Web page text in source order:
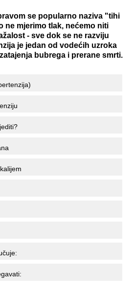
se popularno naziva "tihi
ne mjerimo tlak, nećemo niti
- sve dok se ne razviju
je jedan od vodećih uzroka
bubrega i prerane smrti.